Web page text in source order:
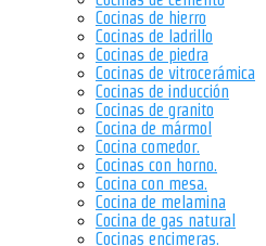
Cocinas de hierro
Cocinas de ladrillo
Cocinas de piedra
Cocinas de vitrocerámica
Cocinas de inducción
Cocinas de granito
Cocina de mármol
Cocina comedor.
Cocinas con horno.
Cocina con mesa.
Cocina de melamina
Cocina de gas natural
Cocinas encimeras.